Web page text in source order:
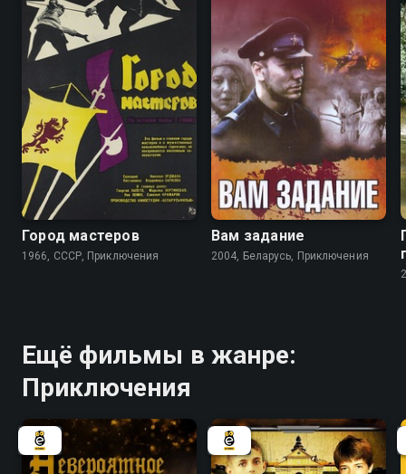
7.8
Город мастеров
1966, СССР, Приключения
5.4
Вам задание
2004, Беларусь, Приключения
Ещё фильмы в жанре:
Приключения